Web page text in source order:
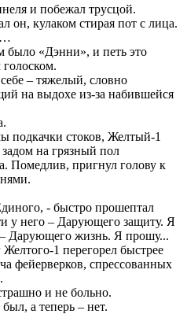
и побежал трусцой.
он, кулаком стирая пот с лица.
было «Дэнни», и петь это
– тяжелый, словно
на выдохе из-за набившейся
подкачки стоков, Желтый-1
на грязный пол
Помедлив, пригнул голову к
- быстро прошептал
у него – Дарующего защиту. Я
Дарующего жизнь. Я прошу...
1 перегорел быстрее
фейерверков, спрессованных
и не больно.
а теперь – нет.